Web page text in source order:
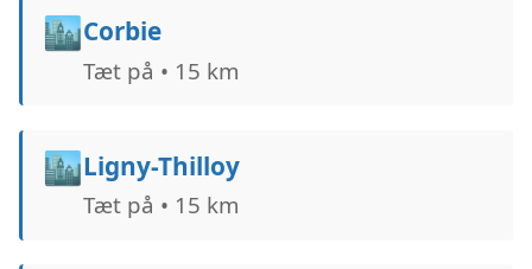
🏙️Corbie
Tæt på • 15 km
🏙️Ligny-Thilloy
Tæt på • 15 km